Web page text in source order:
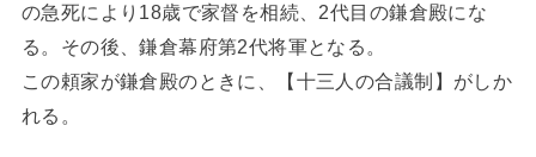
の急死により18歳で家督を相続、2代目の鎌倉殿にな
る。その後、鎌倉幕府第2代将軍となる。
この頼家が鎌倉殿のときに、【十三人の合議制】がしか
れる。